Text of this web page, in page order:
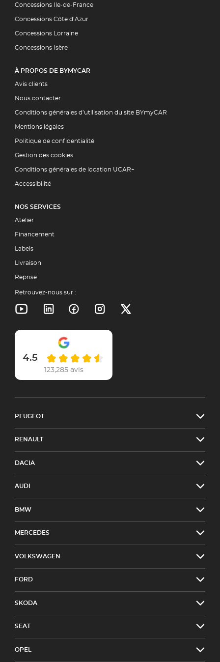
Concessions Ile-de-France
Concessions Côte d’Azur
Concessions Lorraine
Concessions Isère
À PROPOS DE BYMYCAR
Avis clients
Nous contacter
Conditions générales d’utilisation du site BYmyCAR
Mentions légales
Politique de confidentialité
Gestion des cookies
Conditions générales de location UCAR+
Accessibilité
NOS SERVICES
Atelier
Financement
Labels
Livraison
Reprise
Retrouvez-nous sur :
4.5
123,285 avis
PEUGEOT
RENAULT
DACIA
AUDI
BMW
MERCEDES
VOLKSWAGEN
FORD
SKODA
SEAT
OPEL